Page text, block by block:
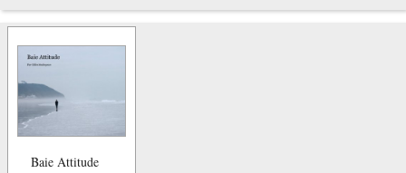
Baie Attitude